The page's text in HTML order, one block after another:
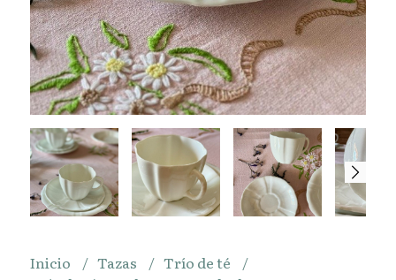
Inicio Tazas
Trío de té